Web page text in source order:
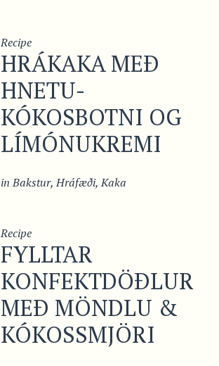
Recipe
HRÁKAKA MEÐ
HNETU-
KÓKOSBOTNI OG
LÍMÓNUKREMI
inBakstur,Hráfæði,Kaka
Recipe
FYLLTAR
KONFEKTDÖÐLUR
MEÐ MÖNDLU &
KÓKOSSMJÖRI